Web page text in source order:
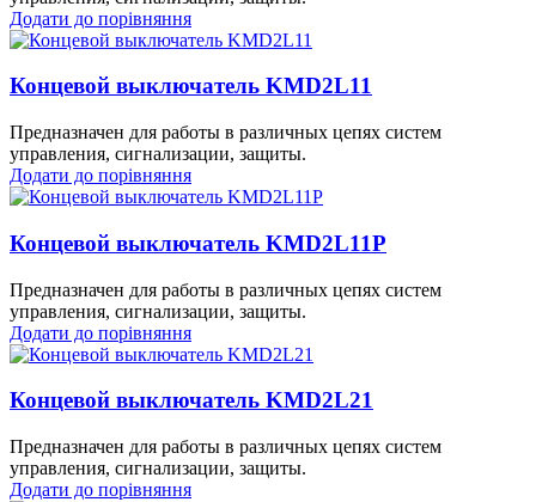
Додати до порівняння
Концевой выключатель KMD2L11
Предназначен для работы в различных цепях систем
управления, сигнализации, защиты.
Додати до порівняння
Концевой выключатель KMD2L11P
Предназначен для работы в различных цепях систем
управления, сигнализации, защиты.
Додати до порівняння
Концевой выключатель KMD2L21
Предназначен для работы в различных цепях систем
управления, сигнализации, защиты.
Додати до порівняння